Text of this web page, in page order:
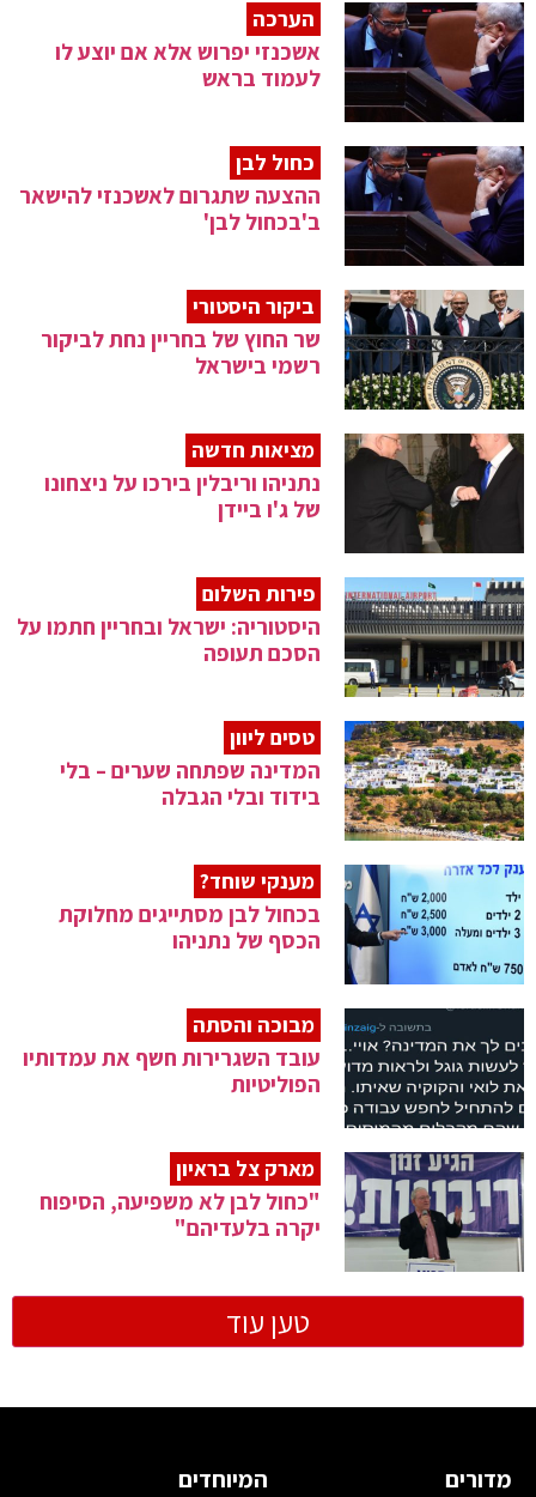
הערכה
אשכנזי יפרוש אלא אם יוצע לו
לעמוד בראש
כחול לבן
ההצעה שתגרום לאשכנזי להישאר
ב'בכחול לבן'
ביקור היסטורי
שר החוץ של בחריין נחת לביקור
רשמי בישראל
מציאות חדשה
נתניהו וריבלין בירכו על ניצחונו
של ג'ו ביידן
פירות השלום
היסטוריה: ישראל ובחריין חתמו על
הסכם תעופה
טסים ליוון
המדינה שפתחה שערים – בלי
בידוד ובלי הגבלה
מענקי שוחד?
בכחול לבן מסתייגים מחלוקת
הכסף של נתניהו
מבוכה והסתה
עובד השגרירות חשף את עמדותיו
הפוליטיות
מארק צל בראיון
"כחול לבן לא משפיעה, הסיפוח
יקרה בלעדיהם"
טען עוד
מדורים המיוחדים